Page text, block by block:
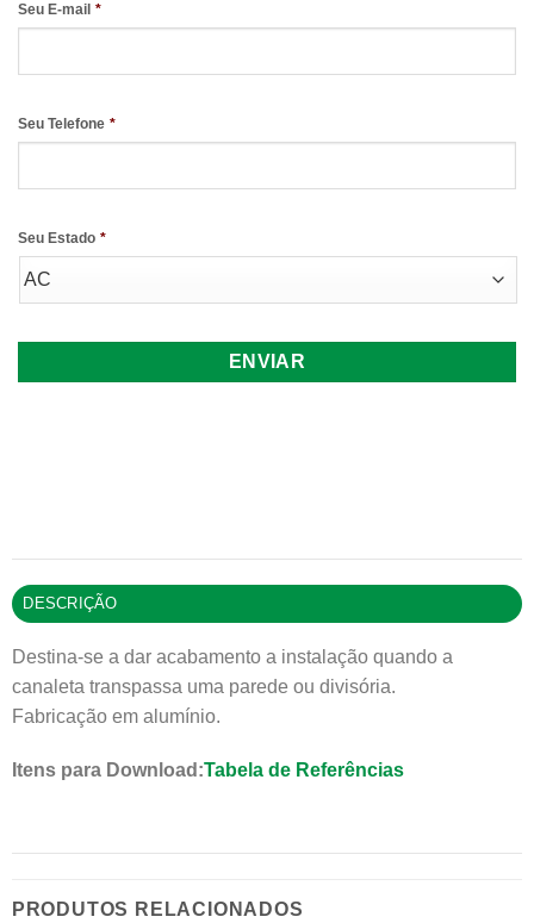
Seu E-mail *
Seu Telefone *
Seu Estado *
DESCRIÇÃO
Destina-se a dar acabamento a instalação quando a
canaleta transpassa uma parede ou divisória.
Fabricação em alumínio.
Itens para Download:Tabela de Referências
PRODUTOS RELACIONADOS